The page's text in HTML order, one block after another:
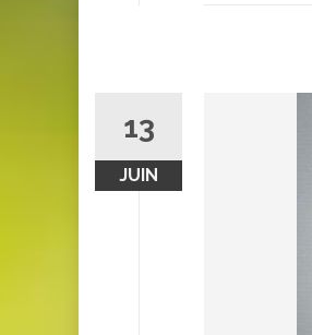
13
JUIN